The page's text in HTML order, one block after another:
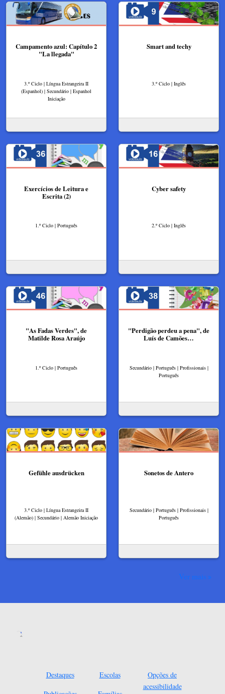
Campamento azul: Capítulo 2
"La llegada"
3.º Ciclo | Língua Estrangeira II
(Espanhol) | Secundário | Espanhol
Iniciação
Smart and techy
3.º Ciclo | Inglês
Exercícios de Leitura e
Escrita (2)
1.º Ciclo | Português
Cyber safety
2.º Ciclo | Inglês
"As Fadas Verdes", de
Matilde Rosa Araújo
1.º Ciclo | Português
"Perdigão perdeu a pena", de
Luís de Camões…
Secundário | Português | Profissionais |
Português
Gefühle ausdrücken
3.º Ciclo | Língua Estrangeira II
(Alemão) | Secundário | Alemão Iniciação
Sonetos de Antero
Secundário | Português | Profissionais |
Português
Ver mais
Destaques
Escolas
Opções de
acessibilidade